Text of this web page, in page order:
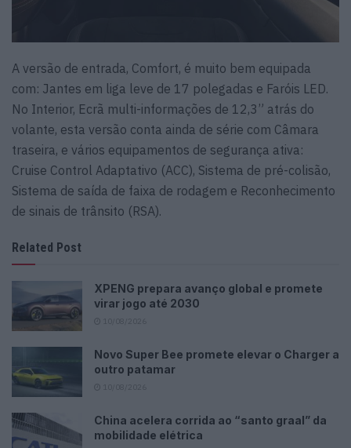
A versão de entrada, Comfort, é muito bem equipada
com: Jantes em liga leve de 17 polegadas e Faróis LED.
No Interior, Ecrã multi-informações de 12,3” atrás do
volante, esta versão conta ainda de série com Câmara
traseira, e vários equipamentos de segurança ativa:
Cruise Control Adaptativo (ACC), Sistema de pré-colisão,
Sistema de saída de faixa de rodagem e Reconhecimento
de sinais de trânsito (RSA).
Related Post
XPENG prepara avanço global e promete
virar jogo até 2030
Novo Super Bee promete elevar o Charger a
outro patamar
China acelera corrida ao “santo graal” da
mobilidade elétrica